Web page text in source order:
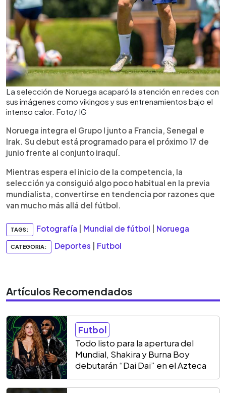
La selección de Noruega acaparó la atención en redes con
sus imágenes como vikingos y sus entrenamientos bajo el
intenso calor. Foto/ IG
Noruega integra el Grupo I junto a Francia, Senegal e
Irak. Su debut está programado para el próximo 17 de
junio frente al conjunto iraquí.
Mientras espera el inicio de la competencia, la
selección ya consiguió algo poco habitual en la previa
mundialista, convertirse en tendencia por razones que
van mucho más allá del fútbol.
TAGS: Fotografía Mundial de fútbol Noruega
CATEGORIA: Deportes Futbol
Artículos Recomendados
Futbol
Todo listo para la apertura del
Mundial, Shakira y Burna Boy
debutarán “Dai Dai” en el Azteca